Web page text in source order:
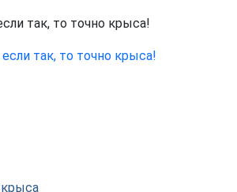
так, то точно крыса!